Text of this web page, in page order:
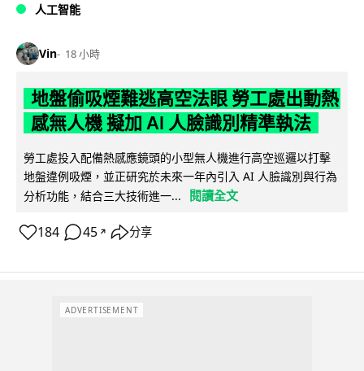
人工智能
Vin 18 小時
地盤偷吸煙難逃高空法眼 勞工處出動熱
感無人機 擬加 AI 人臉識別精準執法
勞工處投入配備熱感應鏡頭的小型無人機進行高空巡邏以打擊
地盤違例吸煙，並正研究於未來一年內引入 AI 人臉識別與行為
分析功能，結合三大技術進一...
閱讀全文
184 45 ↗ 分享
ADVERTISEMENT